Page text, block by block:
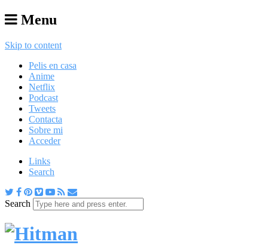
Menu
Skip to content
Pelis en casa
Anime
Netflix
Podcast
Tweets
Contacta
Sobre mi
Acceder
Links
Search
Search